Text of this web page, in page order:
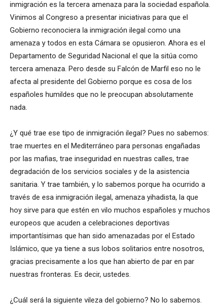
inmigración es la tercera amenaza para la sociedad española.
Vinimos al Congreso a presentar iniciativas para que el
Gobierno reconociera la inmigración ilegal como una
amenaza y todos en esta Cámara se opusieron. Ahora es el
Departamento de Seguridad Nacional el que la sitúa como
tercera amenaza. Pero desde su Falcón de Marfil eso no le
afecta al presidente del Gobierno porque es cosa de los
españoles humildes que no le preocupan absolutamente
nada.
¿Y qué trae ese tipo de inmigración ilegal? Pues no sabemos:
trae muertes en el Mediterráneo para personas engañadas
por las mafias, trae inseguridad en nuestras calles, trae
degradación de los servicios sociales y de la asistencia
sanitaria. Y trae también, y lo sabemos porque ha ocurrido a
través de esa inmigración ilegal, amenaza yihadista, la que
hoy sirve para que estén en vilo muchos españoles y muchos
europeos que acuden a celebraciones deportivas
importantísimas que han sido amenazadas por el Estado
Islámico, que ya tiene a sus lobos solitarios entre nosotros,
gracias precisamente a los que han abierto de par en par
nuestras fronteras. Es decir, ustedes.
¿Cuál será la siguiente vileza del gobierno? No lo sabemos.